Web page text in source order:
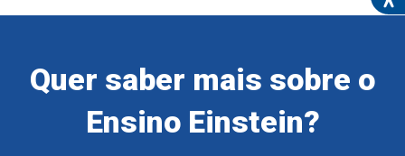
Quer saber mais sobre o
Ensino Einstein?